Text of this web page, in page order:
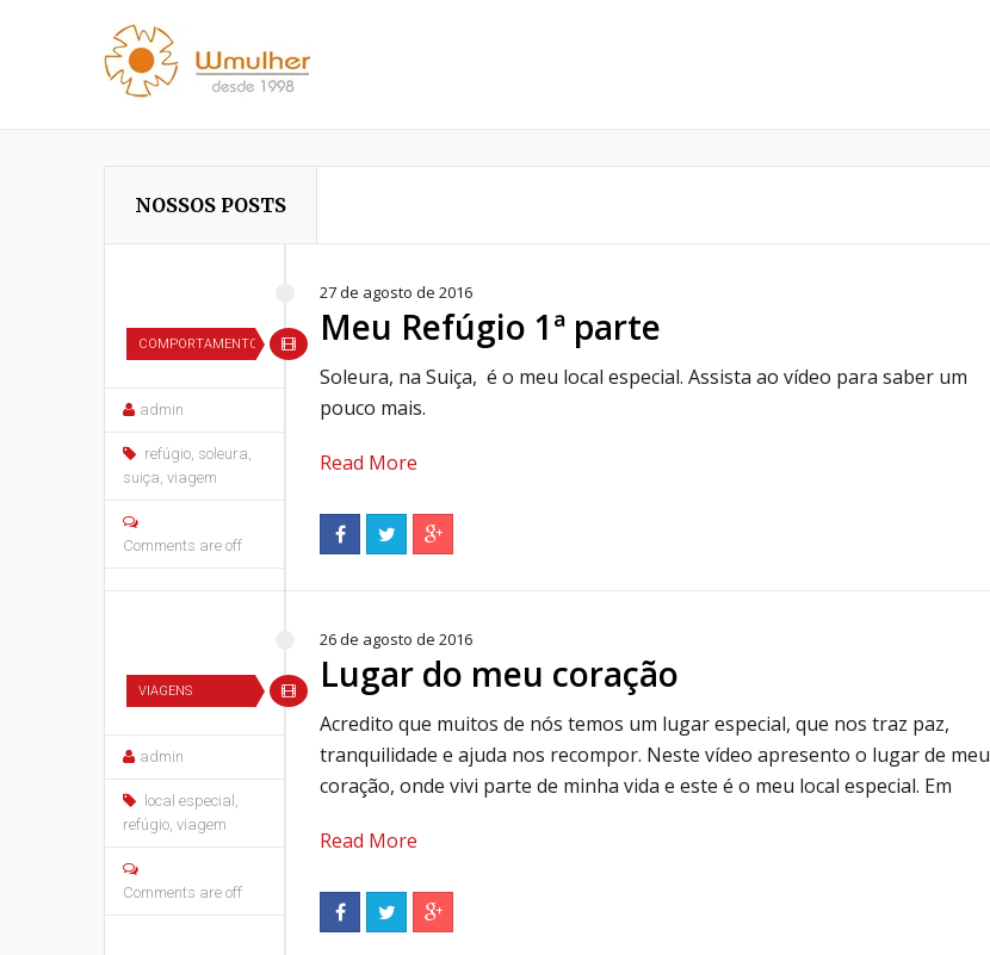
NOSSOS POSTS
COMPORTAMENTO
27 de agosto de 2016
Meu Refúgio 1ª parte
admin
refúgio, soleura,
suiça, viagem
Comments are off
Soleura, na Suiça, é o meu local especial. Assista ao vídeo para saber um
pouco mais.
Read More
VIAGENS
26 de agosto de 2016
Lugar do meu coração
admin
local especial ,
refúgio, viagem
Comments are off
Acredito que muitos de nós temos um lugar especial, que nos traz paz,
tranquilidade e ajuda nos recompor. Neste vídeo apresento o lugar de meu
coração, onde vivi parte de minha vida e este é o meu local especial. Em
Read More